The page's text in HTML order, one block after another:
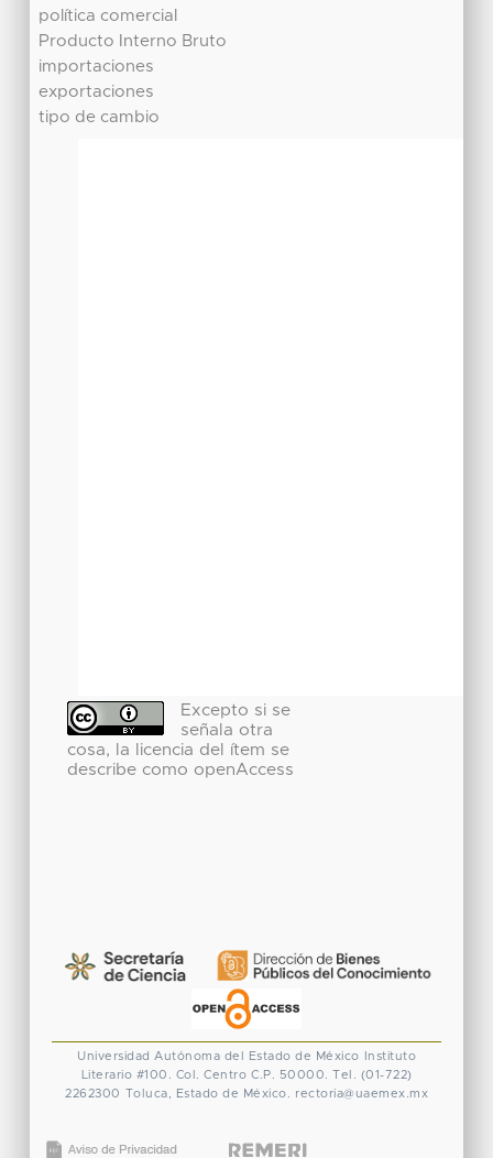
política comercial
Producto Interno Bruto
importaciones
exportaciones
tipo de cambio
Excepto si se
señala otra
cosa, la licencia del ítem se
describe como openAccess
Universidad Autónoma del Estado de México
Instituto
Literario #100. Col. Centro C.P. 50000. Tel. (01-722)
2262300
Toluca, Estado de México. rectoria@uaemex.mx